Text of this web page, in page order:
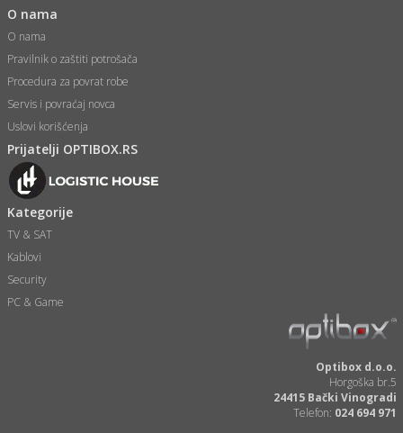
O nama
O nama
Pravilnik o zaštiti potrošača
Procedura za povrat robe
Servis i povraćaj novca
Uslovi korišćenja
Prijatelji OPTIBOX.RS
Kategorije
TV & SAT
Kablovi
Security
PC & Game
Optibox d.o.o.
Horgoška br.5
24415 Bački Vinogradi
Telefon: 024 694 971